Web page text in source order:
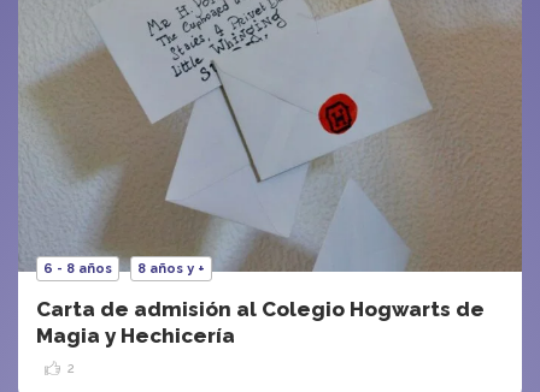
6 - 8 años 8 años y +
Carta de admisión al Colegio Hogwarts de
Magia y Hechicería
2